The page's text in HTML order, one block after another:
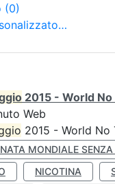
(0)
2015 - World
Web
2015 - World No
MONDIALE
NICOTINA